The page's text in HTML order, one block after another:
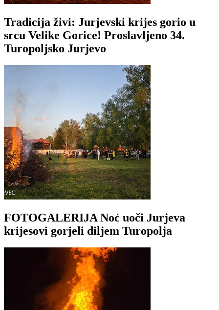
Tradicija živi: Jurjevski krijes gorio u
srcu Velike Gorice! Proslavljeno 34.
Turopoljsko Jurjevo
FOTOGALERIJA Noć uoči Jurjeva
krijesovi gorjeli diljem Turopolja